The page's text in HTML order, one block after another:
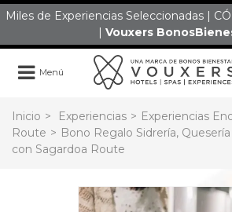
Miles de Experiencias Seleccionadas |
| Vouxers
Menú
Inicio > Experiencias > Experiencias
Route > Bono Regalo Sidrería,
con Sagardoa Route